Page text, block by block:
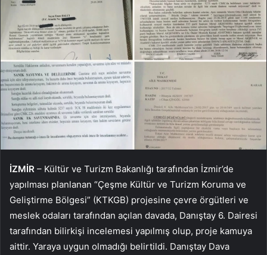
İZMİR – Kültür ve Turizm Bakanlığı tarafından İzmir’de
yapılması planlanan “Çeşme Kültür ve Turizm Koruma ve
Geliştirme Bölgesi” (KTKGB) projesine çevre örgütleri ve
meslek odaları tarafından açılan davada, Danıştay 6. Dairesi
tarafından bilirkişi incelemesi yapılmış olup, proje kamuya
aittir. Yaraya uygun olmadığı belirtildi. Danıştay Dava